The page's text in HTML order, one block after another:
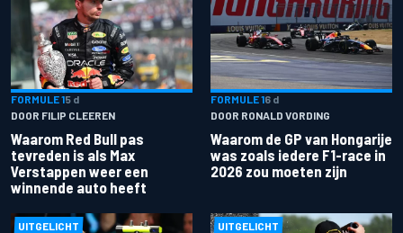
FORMULE 15 d
DOOR FILIP CLEEREN
Waarom Red Bull pas
tevreden is als Max
Verstappen weer een
winnende auto heeft
FORMULE 16 d
DOOR RONALD VORDING
Waarom de GP van Hongarije
was zoals iedere F1-race in
2026 zou moeten zijn
UITGELICHT UITGELICHT